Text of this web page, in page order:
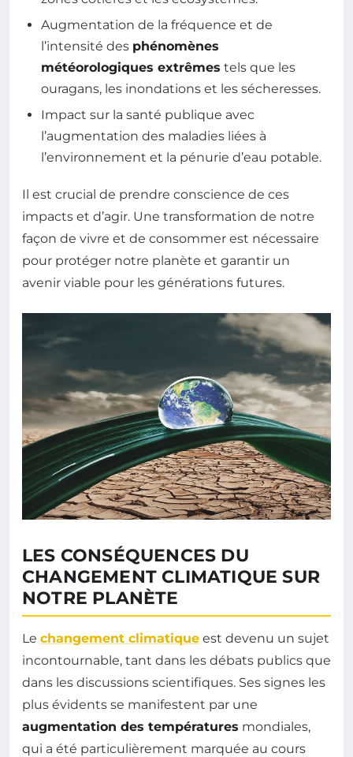
Augmentation de la fréquence et de
l’intensité des phénomènes
météorologiques extrêmes tels que les
ouragans, les inondations et les sécheresses.
Impact sur la santé publique avec
l’augmentation des maladies liées à
l’environnement et la pénurie d’eau potable.
Il est crucial de prendre conscience de ces
impacts et d’agir. Une transformation de notre
façon de vivre et de consommer est nécessaire
pour protéger notre planète et garantir un
avenir viable pour les générations futures.
LES CONSÉQUENCES DU
CHANGEMENT CLIMATIQUE SUR
NOTRE PLANÈTE
Le changement climatique est devenu un sujet
incontournable, tant dans les débats publics que
dans les discussions scientifiques. Ses signes les
plus évidents se manifestent par une
augmentation des températures mondiales,
qui a été particulièrement marquée au cours